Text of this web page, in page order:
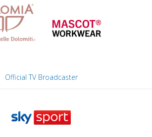
Official TV Broadcaster